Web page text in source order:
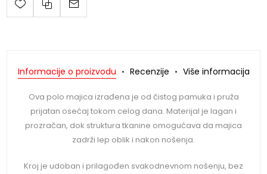
Informacije o proizvodu Recenzije Više informacija
Ova polo majica izrađena je od čistog pamuka i pruža
prijatan osećaj tokom celog dana. Materijal je lagan i
prozračan, dok struktura tkanine omogućava da majica
zadrži lep oblik i nakon nošenja.
Kroj je udoban i prilagođen svakodnevnom nošenju, bez